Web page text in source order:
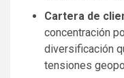
Cartera de
concentración
diversificación
tensiones